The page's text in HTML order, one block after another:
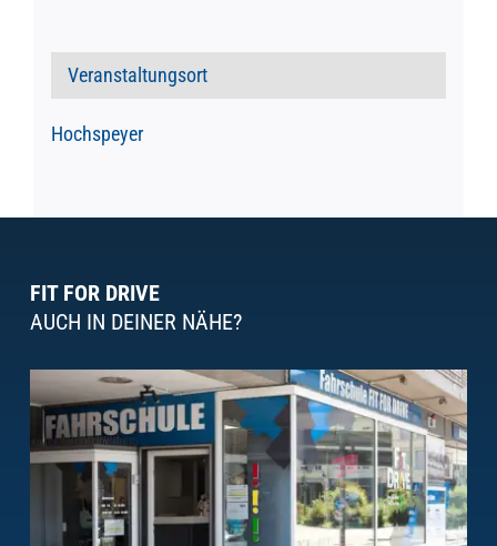
Veranstaltungsort
Hochspeyer
FIT FOR DRIVE
AUCH IN DEINER NÄHE?